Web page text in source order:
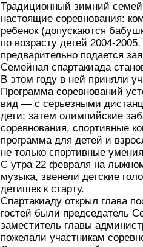
Традиционный зимний
настоящие соревнования:
ребенок (допускаются
по возрасту детей 2004-
предварительно подается
Семейная спартакиада
В этом году в ней приняли
Программа соревнований
вид — с серьезными
дети; затем олимпийские
соревнования, спортивные
программа для детей и
не только спортивные
С утра 22 февраля на
музыка, звенели детские
детишек к старту.
Спартакиаду открыл глава
гостей были председатель
заместитель главы
пожелали участникам